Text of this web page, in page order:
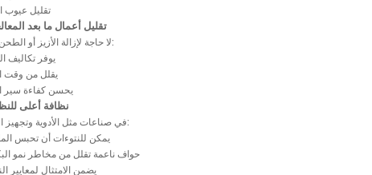
تقليل عيوب
2. تقليل أعمال ما بعد
لا حاجة لإزالة الأزيز أو الطحن يدويًا:
يوفر تكاليف
يقلل من وقت
يحسن كفاءة سير
3. نظافة أعلى
في صناعات مثل الأدوية وتجهيز الأغذية:
يمكن للنتوءات أن تحبس
حواف ناعمة تقلل من مخاطر نمو
يضمن الامتثال لمعايير